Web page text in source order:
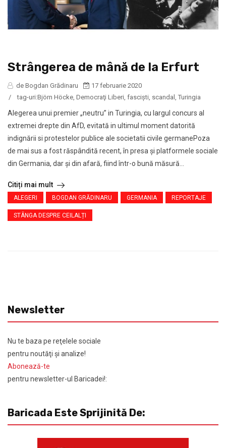
Strângerea de mână de la Erfurt
de Bogdan Grădinaru
17 februarie 2020
/
tag-uri:Björn Höcke, Democraţi Liberi, fasciști, scandal , Turingia
Alegerea unui premier „neutru” in Turingia, cu largul concurs al
extremei drepte din AfD, evitată in ultimul moment datorită
indignării si protestelor publice ale societatii civile germanePoza
de mai sus a fost răspândită recent, în presa și platformele sociale
din Germania, dar și din afară, fiind într-o bună măsură...
Citiți mai mult
ALEGERI BOGDAN GRĂDINARU GERMANIA REPORTAJE
STÂNGA DESPRE CEILALȚI
Newsletter
Nu te baza pe reţelele sociale
pentru noutăţi şi analize!
Abonează-te
pentru newsletter-ul Baricadei!:
Baricada Este Sprijinită De: